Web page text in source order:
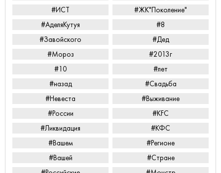
#ИСТ
#ЖК"Поколение"
#АделяКутуя
#8
#Завойского
#Дед
#Мороз
#2013г
#10
#лет
#назад
#Свадьба
#Невеста
#Выживание
#России
#KFC
#Ликвидация
#КФС
#Вашем
#Регионе
#Вашей
#Стране